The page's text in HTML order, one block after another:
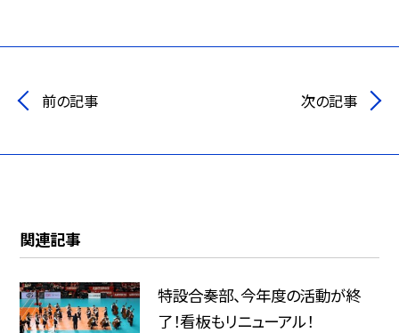
前の記事 次の記事
関連記事
特設合奏部、今年度の活動が終
了！看板もリニューアル！